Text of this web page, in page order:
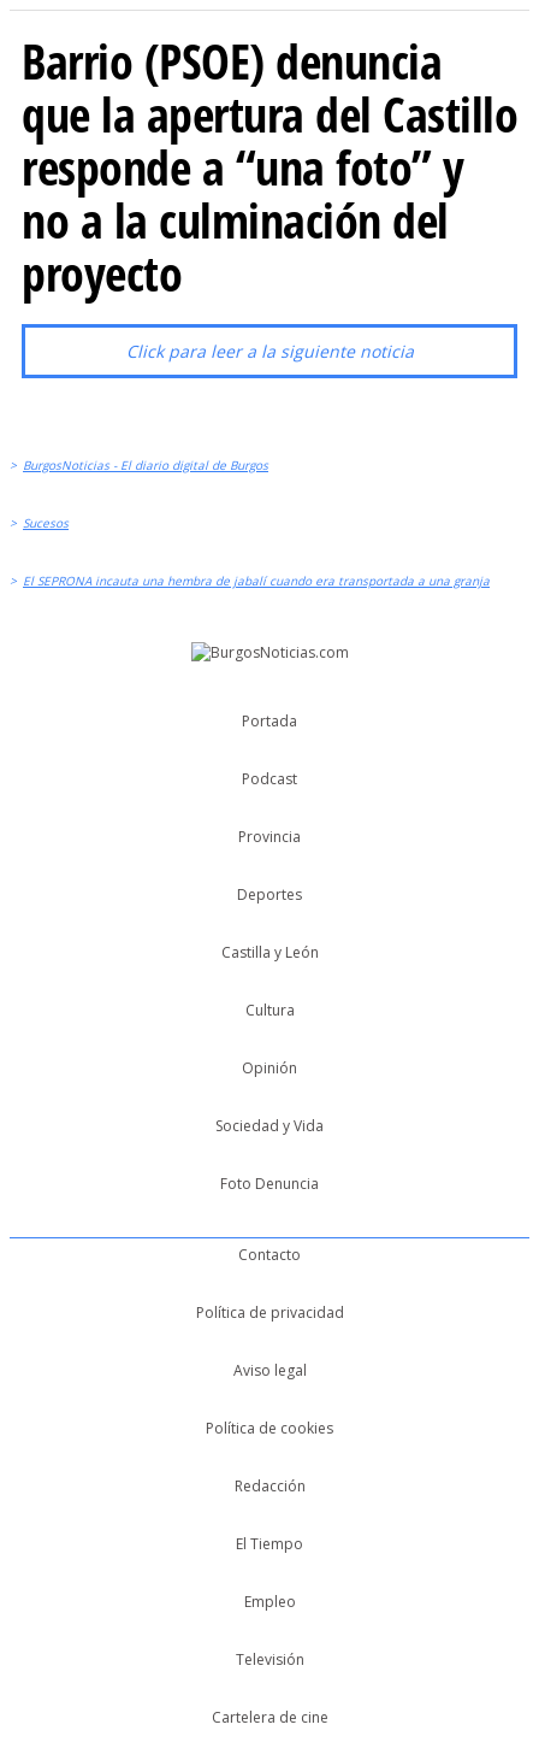
Barrio (PSOE) denuncia
que la apertura del Castillo
responde a “una foto” y
no a la culminación del
proyecto
Click para leer a la siguiente noticia
> BurgosNoticias - El diario digital de Burgos
> Sucesos
> El SEPRONA incauta una hembra de jabalí cuando era transportada a una granja
Portada
Podcast
Provincia
Deportes
Castilla y León
Cultura
Opinión
Sociedad y Vida
Foto Denuncia
Contacto
Política de privacidad
Aviso legal
Política de cookies
Redacción
El Tiempo
Empleo
Televisión
Cartelera de cine